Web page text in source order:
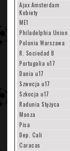
Ajax Amsterdam
Kobiety
ME1
Philadelphia Union
Polonia Warszawa
R. Sociedad B
Portugalia u17
Dania u17
Szwecja u17
Szkocja u17
Radunia Stężyca
Monza
Pisa
Dep. Cali
Caracas